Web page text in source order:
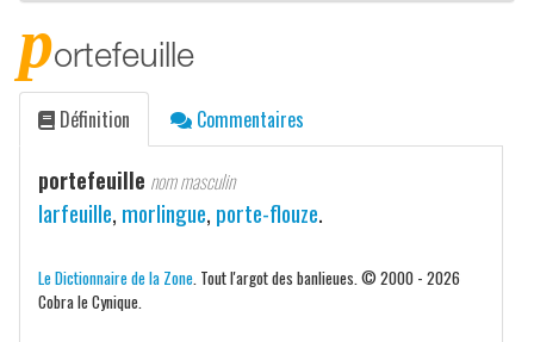
portefeuille
Définition Commentaires
portefeuille nom masculin
larfeuille, morlingue, porte-flouze.
Le Dictionnaire de la Zone . Tout l'argot des banlieues. © 2000 - 2026
Cobra le Cynique.